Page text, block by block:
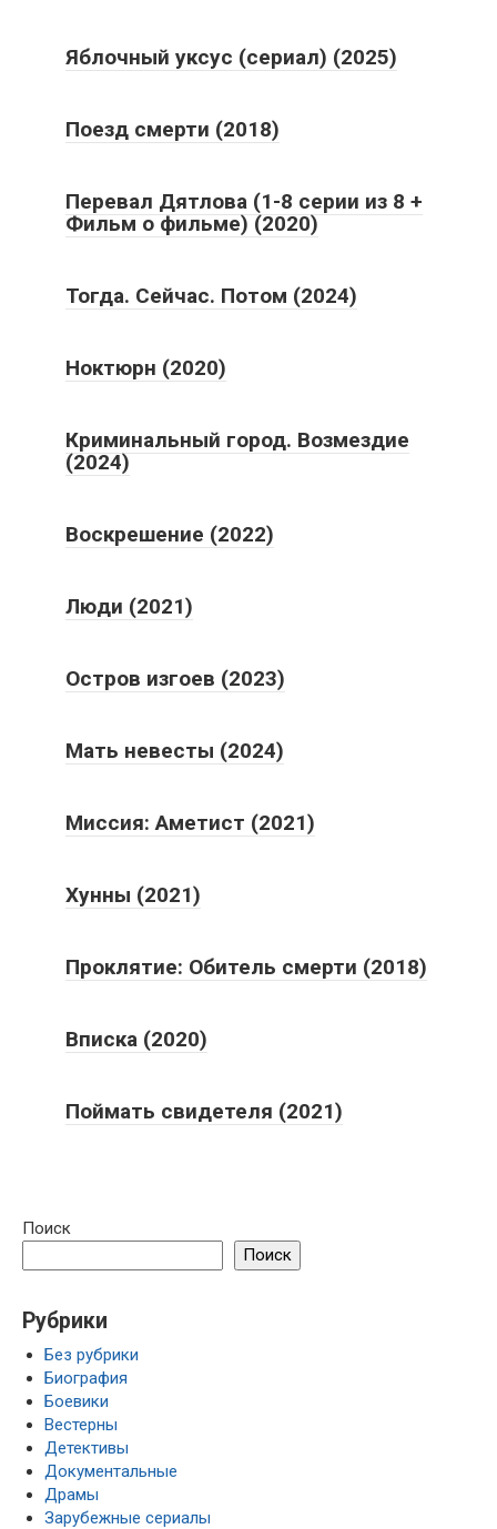
Яблочный уксус (сериал) (2025)
Поезд смерти (2018)
Перевал Дятлова (1-8 серии из 8 +
Фильм о фильме) (2020)
Тогда. Сейчас. Потом (2024)
Ноктюрн (2020)
Криминальный город. Возмездие
(2024)
Воскрешение (2022)
Люди (2021)
Остров изгоев (2023)
Мать невесты (2024)
Миссия: Аметист (2021)
Хунны (2021)
Проклятие: Обитель смерти (2018)
Вписка (2020)
Поймать свидетеля (2021)
Поиск
Поиск
Рубрики
Без рубрики
Биография
Боевики
Вестерны
Детективы
Документальные
Драмы
Зарубежные сериалы